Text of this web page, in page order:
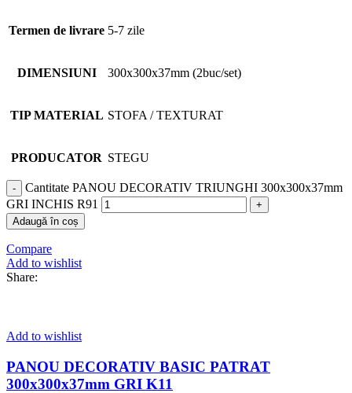
Termen de livrare 5-7 zile
DIMENSIUNI 300x300x37mm (2buc/set)
TIP MATERIAL STOFA / TEXTURAT
PRODUCATOR STEGU
Cantitate PANOU DECORATIV TRIUNGHI 300x300x37mm
GRI INCHIS R91
Adaugă în coș
Compare
Add to wishlist
Share:
Add to wishlist
PANOU DECORATIV BASIC PATRAT
300x300x37mm GRI K11